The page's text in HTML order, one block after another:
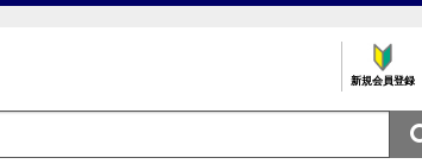
新規会員登録